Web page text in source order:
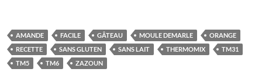
AMANDE FACILE GÂTEAU MOULE DEMARLE
ORANGE
RECETTE
SANS GLUTEN SANS LAIT THERMOMIX
TM31
TM5
TM6 ZAZOUN